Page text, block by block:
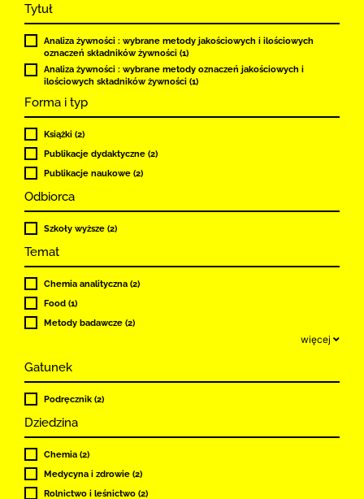
Tytuł
Analiza żywności : wybrane metody jakościowych i ilościowych
oznaczeń składników żywności (1)
Analiza żywności : wybrane metody oznaczeń jakościowych i
ilościowych składników żywności (1)
Forma i typ
Książki (2)
Publikacje dydaktyczne (2)
Publikacje naukowe (2)
Odbiorca
Szkoły wyższe (2)
Temat
Chemia analityczna (2)
Food (1)
Metody badawcze (2)
więcej
Gatunek
Podręcznik (2)
Dziedzina
Chemia (2)
Medycyna i zdrowie (2)
Rolnictwo i leśnictwo (2)